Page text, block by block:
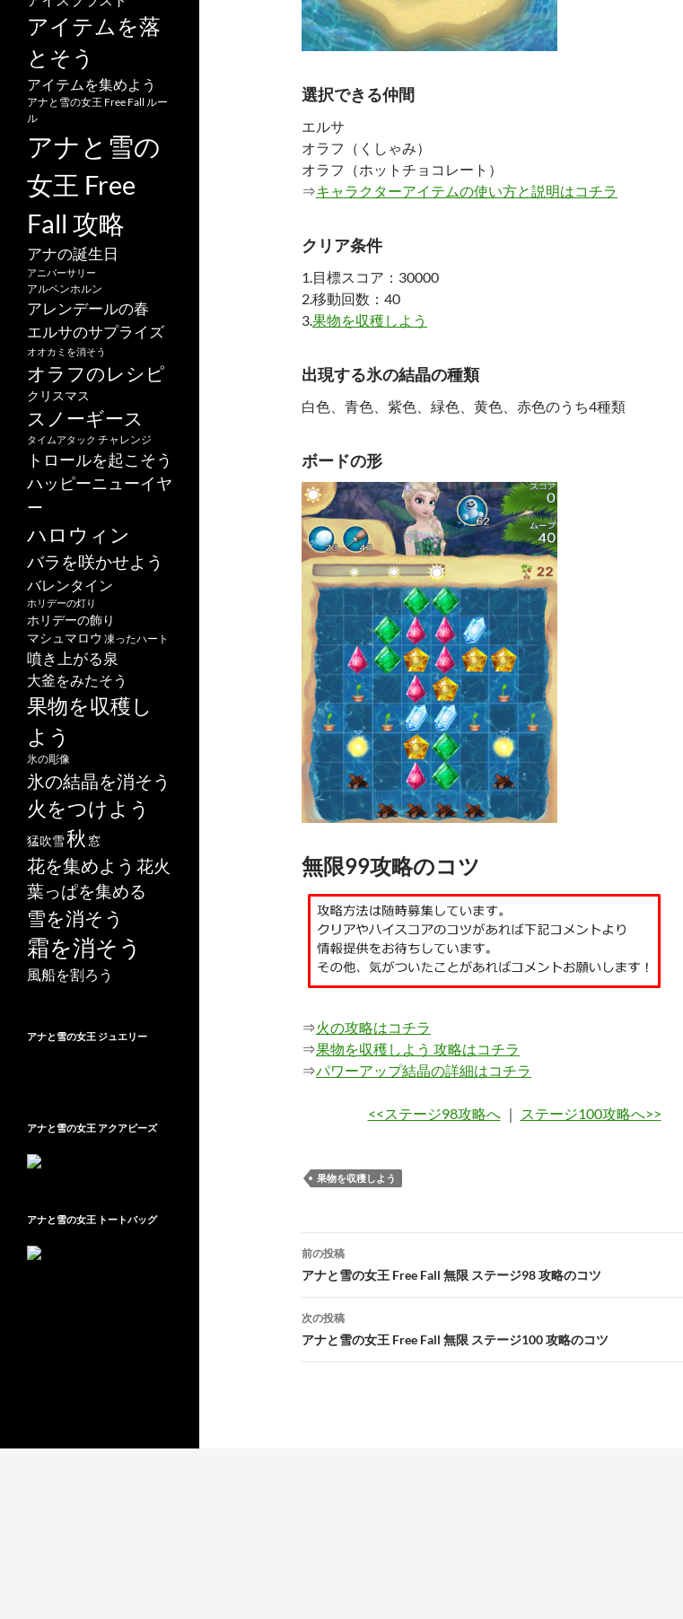
選択できる仲間
エルサ
オラフ（くしゃみ）
オラフ（ホットチョコレート）
⇒キャラクターアイテムの使い方と説明はコチラ
クリア条件
1.目標スコア：30000
2.移動回数：40
3.果物を収穫しよう
出現する氷の結晶の種類
白色、青色、紫色、緑色、黄色、赤色のうち4種類
ボードの形
無限99攻略のコツ
⇒火の攻略はコチラ
⇒果物を収穫しよう 攻略はコチラ
⇒パワーアップ結晶の詳細はコチラ
<<ステージ98攻略へ｜ ステージ100攻略へ>>
果物を収穫しよう
投
稿
ナ
ビ
ゲ
前の投稿
アナと雪の女王 Free Fall 無限 ステージ98 攻略のコツ
次の投稿
アナと雪の女王 Free Fall 無限 ステージ100 攻略のコツ
アイテムを落
とそう
アイテムを集めよう
アナと雪の女王 Free Fall ルー
ル
アナと雪の
女王 Free
Fall 攻略
アナの誕生日
アニバーサリー
アルペンホルン
アレンデールの春
エルサのサプライズ
オオカミを消そう
オラフのレシピ
クリスマス
スノーギース
タイムアタック チャレンジ
トロールを起こそう
ハッピーニューイヤ
ー
ハロウィン
バラを咲かせよう
バレンタイン
ホリデーの灯り
ホリデーの飾り
マシュマロウ 凍ったハート
噴き上がる泉
大釜をみたそう
果物を収穫し
よう
氷の彫像
氷の結晶を消そう
火をつけよう
猛吹雪秋 窓
花を集めよう 花火
葉っぱを集める
雪を消そう
霜を消そう
風船を割ろう
アナと雪の女王 ジュエリー
アナと雪の女王 アクアビーズ
アナと雪の女王 トートバッグ